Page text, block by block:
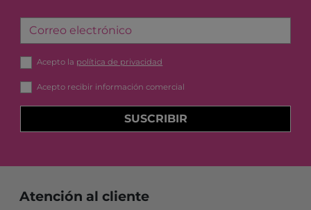
Correo electrónico
Acepto la política de privacidad
Acepto recibir información comercial
SUSCRIBIR
Atención al cliente